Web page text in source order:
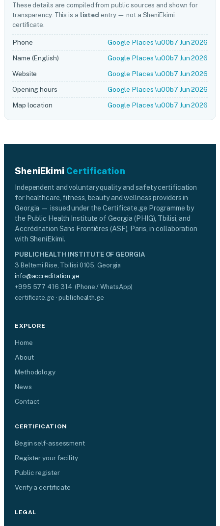
These details are compiled from public sources and shown for
transparency. This is a listed entry — not a SheniEkimi
certificate.
Phone
Google Places \u00b7 Jun 2026
Name (English)
Google Places \u00b7 Jun 2026
Website
Google Places \u00b7 Jun 2026
Opening hours
Google Places \u00b7 Jun 2026
Map location
Google Places \u00b7 Jun 2026
SheniEkimi Certification
Independent and voluntary quality and safety certification
for healthcare, fitness, beauty and wellness providers in
Georgia — issued under the Certificate.ge Programme by
the Public Health Institute of Georgia (PHIG), Tbilisi, and
Accréditation Sans Frontières (ASF), Paris, in collaboration
with SheniEkimi.
PUBLIC HEALTH INSTITUTE OF GEORGIA
3 Beltemi Rise, Tbilisi 0105, Georgia
info@accreditation.ge
+995 577 416 314 (Phone / WhatsApp)
certificate.ge · publichealth.ge
EXPLORE
Home
About
Methodology
News
Contact
CERTIFICATION
Begin self-assessment
Register your facility
Public register
Verify a certificate
LEGAL